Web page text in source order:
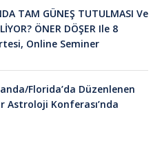
TAM GÜNEŞ TUTULMASI Ve
ÖNER DÖŞER Ile 8
Online Seminer
Florida’da Düzenlenen
Astroloji Konferası’nda